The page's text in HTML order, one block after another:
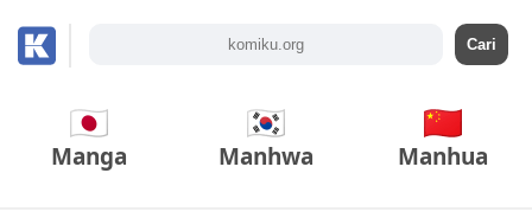
Manga Manhwa Manhua